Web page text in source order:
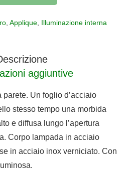
, Applique, Illuminazione interna
aggiuntive
parete. Un foglio d’acciaio
stesso tempo una morbida
e diffusa lungo l’apertura
Corpo lampada in acciaio
in acciaio inox verniciato. Con